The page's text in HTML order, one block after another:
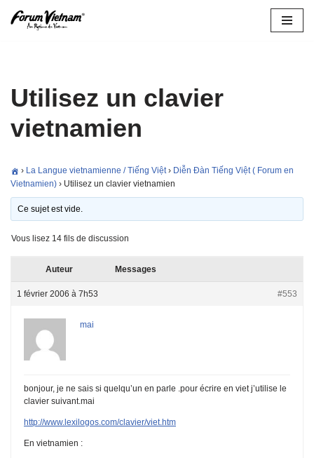
Utilisez un clavier
vietnamien
› La Langue vietnamienne / Tiếng Việt › Diễn Ðàn Tiếng Việt ( Forum en
Vietnamien) › Utilisez un clavier vietnamien
Ce sujet est vide.
Vous lisez 14 fils de discussion
Auteur Messages
1 février 2006 à 7h53 #553
mai
bonjour, je ne sais si quelqu’un en parle .pour écrire en viet j’utilise le
clavier suivant.mai
http://www.lexilogos.com/clavier/viet.htm
En vietnamien :